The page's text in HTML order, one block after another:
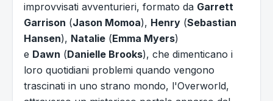
improvvisati avventurieri, formato da Garrett
Garrison (Jason Momoa), Henry (Sebastian
Hansen), Natalie (Emma Myers)
e Dawn (Danielle Brooks), che dimenticano i
loro quotidiani problemi quando vengono
trascinati in uno strano mondo, l'Overworld,